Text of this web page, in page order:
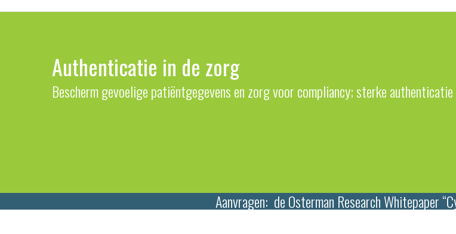
Authenticatie in de zorg
Bescherm gevoelige patiëntgegevens en zorg voor compliancy; sterke
Aanvragen: de Osterman ResearchWhitepaper